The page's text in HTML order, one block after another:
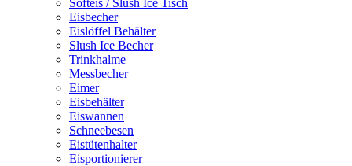
Eisbecher
Eislöffel Behälter
Slush Ice Becher
Trinkhalme
Messbecher
Eimer
Eisbehälter
Eiswannen
Schneebesen
Eistütenhalter
Eisportionierer